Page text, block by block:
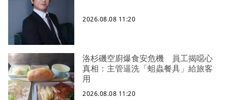
2026.08.08 11:20
洛杉磯空廚爆食安危機 員工揭噁心
真相：主管逼洗「蛆蟲餐具」給旅客
用
2026.08.08 11:20